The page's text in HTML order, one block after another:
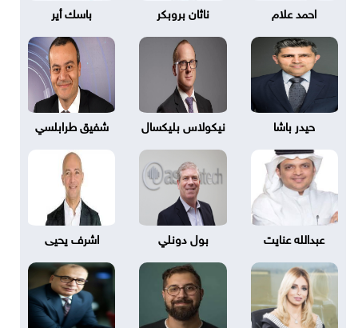
احمد علام ناثان بروبكر باسك أير
حيدر باشا نيكولاس بليكسال شفيق طرابلسي
عبدالله عنايت بول دونلي اشرف يحيى